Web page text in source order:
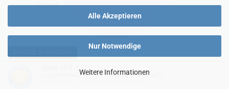
Alle Akzeptieren
Nur Notwendige
Weitere Informationen
Sitemap
(5 / 5)
Bewertungen bei: ebay.de, shopvote.de ⓘ